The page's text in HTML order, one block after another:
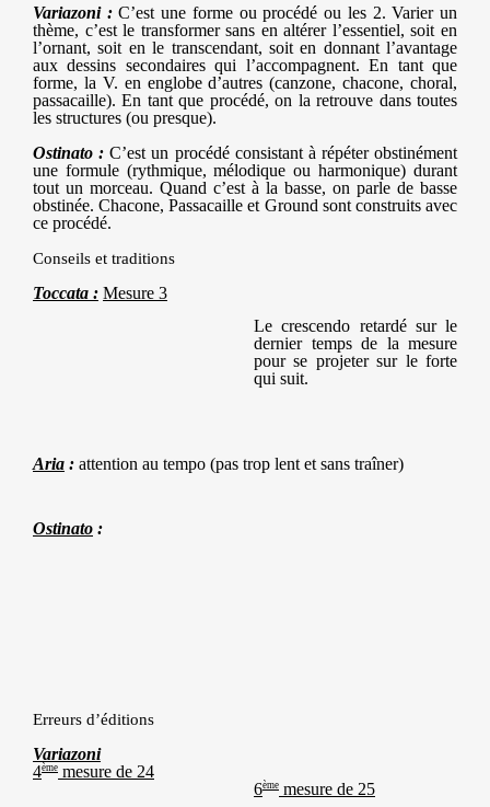
Variazoni :C’est une forme ou procédé ou les 2. Varier un
thème, c’est le transformer sans en altérer l’essentiel, soit en
l’ornant, soit en le transcendant, soit en donnant l’avantage
aux dessins secondaires qui l’accompagnent. En tant que
forme, la V. en englobe d’autres (canzone, chacone, choral,
passacaille). En tant que procédé, on la retrouve dans toutes
les structures (ou presque).
Ostinato : C’est un procédé consistant à répéter obstinément
une formule (rythmique, mélodique ou harmonique) durant
tout un morceau. Quand c’est à la basse, on parle de basse
obstinée. Chacone, Passacaille et Ground sont construits avec
ce procédé.
Conseils et traditions
Toccata : Mesure 3
Le crescendo retardé sur le
dernier temps de la mesure
pour se projeter sur le forte
qui suit.
Aria : attention au tempo (pas trop lent et sans traîner)
Ostinato :
Erreurs d’éditions
Variazoni
4ème mesure de 24
6ème mesure de 25